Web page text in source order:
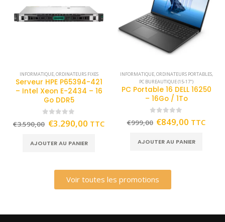
INFORMATIQUE,ORDINATEURS FIXES
Serveur HPE P65394-421
– Intel Xeon E-2434 – 16
Go DDR5
out of 5
€3.590,00 €3.290,00 TTC
AJOUTER AU PANIER
INFORMATIQUE,ORDINATEURS PORTABLES,
PC BUREAUTIQUE (15-17")
PC Portable 16 DELL 16250
– 16Go / 1To
out of 5
€999,00 €849,00 TTC
AJOUTER AU PANIER
Voir toutes les promotions